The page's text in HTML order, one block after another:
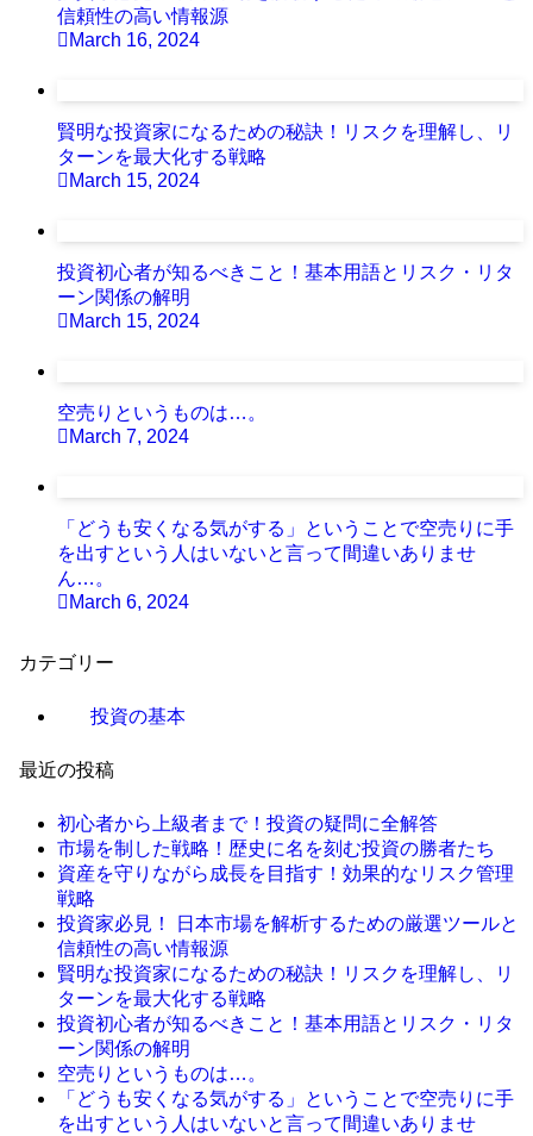
信頼性の高い情報源
March 16, 2024
賢明な投資家になるための秘訣！リスクを理解し、リ
ターンを最大化する戦略
March 15, 2024
投資初心者が知るべきこと！基本用語とリスク・リタ
ーン関係の解明
March 15, 2024
空売りというものは…。
March 7, 2024
「どうも安くなる気がする」ということで空売りに手
を出すという人はいないと言って間違いありませ
ん…。
March 6, 2024
カテゴリー
投資の基本
最近の投稿
初心者から上級者まで！投資の疑問に全解答
市場を制した戦略！歴史に名を刻む投資の勝者たち
資産を守りながら成長を目指す！効果的なリスク管理
戦略
投資家必見！ 日本市場を解析するための厳選ツールと
信頼性の高い情報源
賢明な投資家になるための秘訣！リスクを理解し、リ
ターンを最大化する戦略
投資初心者が知るべきこと！基本用語とリスク・リタ
ーン関係の解明
空売りというものは…。
「どうも安くなる気がする」ということで空売りに手
を出すという人はいないと言って間違いありませ